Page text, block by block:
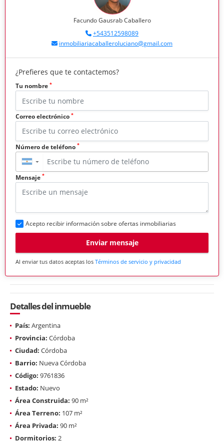
Facundo Gausrab Caballero
+543512598089
inmobiliariacaballeroluciano@gmail.com
¿Prefieres que te contactemos?
Tu nombre *
Correo electrónico *
Número de teléfono *
▼
Mensaje *
Acepto recibir información sobre ofertas inmobiliarias
Enviar mensaje
Al enviar tus datos aceptas los Términos de servicio y privacidad
Detalles del inmueble
País: Argentina
Provincia: Córdoba
Ciudad: Córdoba
Barrio: Nueva Córdoba
Código: 9761836
Estado: Nuevo
Área Construida: 90 m²
Área Terreno: 107 m²
Área Privada: 90 m²
Dormitorios: 2